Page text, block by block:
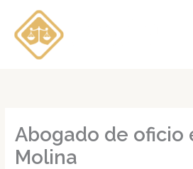
contenido
Abogado de oficio
Molina